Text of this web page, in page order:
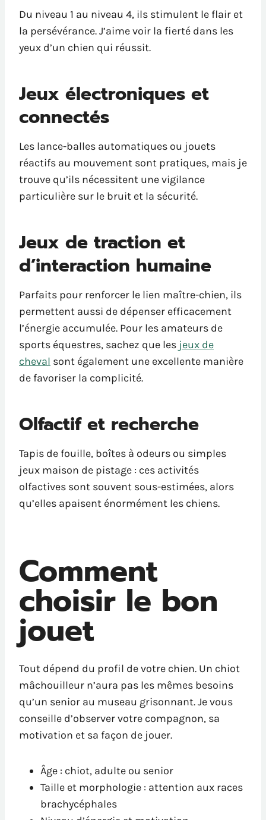
Du niveau 1 au niveau 4, ils stimulent le flair et
la persévérance. J’aime voir la fierté dans les
yeux d’un chien qui réussit.
Jeux électroniques et
connectés
Les lance-balles automatiques ou jouets
réactifs au mouvement sont pratiques, mais je
trouve qu’ils nécessitent une vigilance
particulière sur le bruit et la sécurité.
Jeux de traction et
d’interaction humaine
Parfaits pour renforcer le lien maître-chien, ils
permettent aussi de dépenser efficacement
l’énergie accumulée. Pour les amateurs de
sports équestres, sachez que les jeux de
cheval sont également une excellente manière
de favoriser la complicité.
Olfactif et recherche
Tapis de fouille, boîtes à odeurs ou simples
jeux maison de pistage : ces activités
olfactives sont souvent sous-estimées, alors
qu’elles apaisent énormément les chiens.
Comment
choisir le bon
jouet
Tout dépend du profil de votre chien. Un chiot
mâchouilleur n’aura pas les mêmes besoins
qu’un senior au museau grisonnant. Je vous
conseille d’observer votre compagnon, sa
motivation et sa façon de jouer.
Âge : chiot, adulte ou senior
Taille et morphologie : attention aux races
brachycéphales